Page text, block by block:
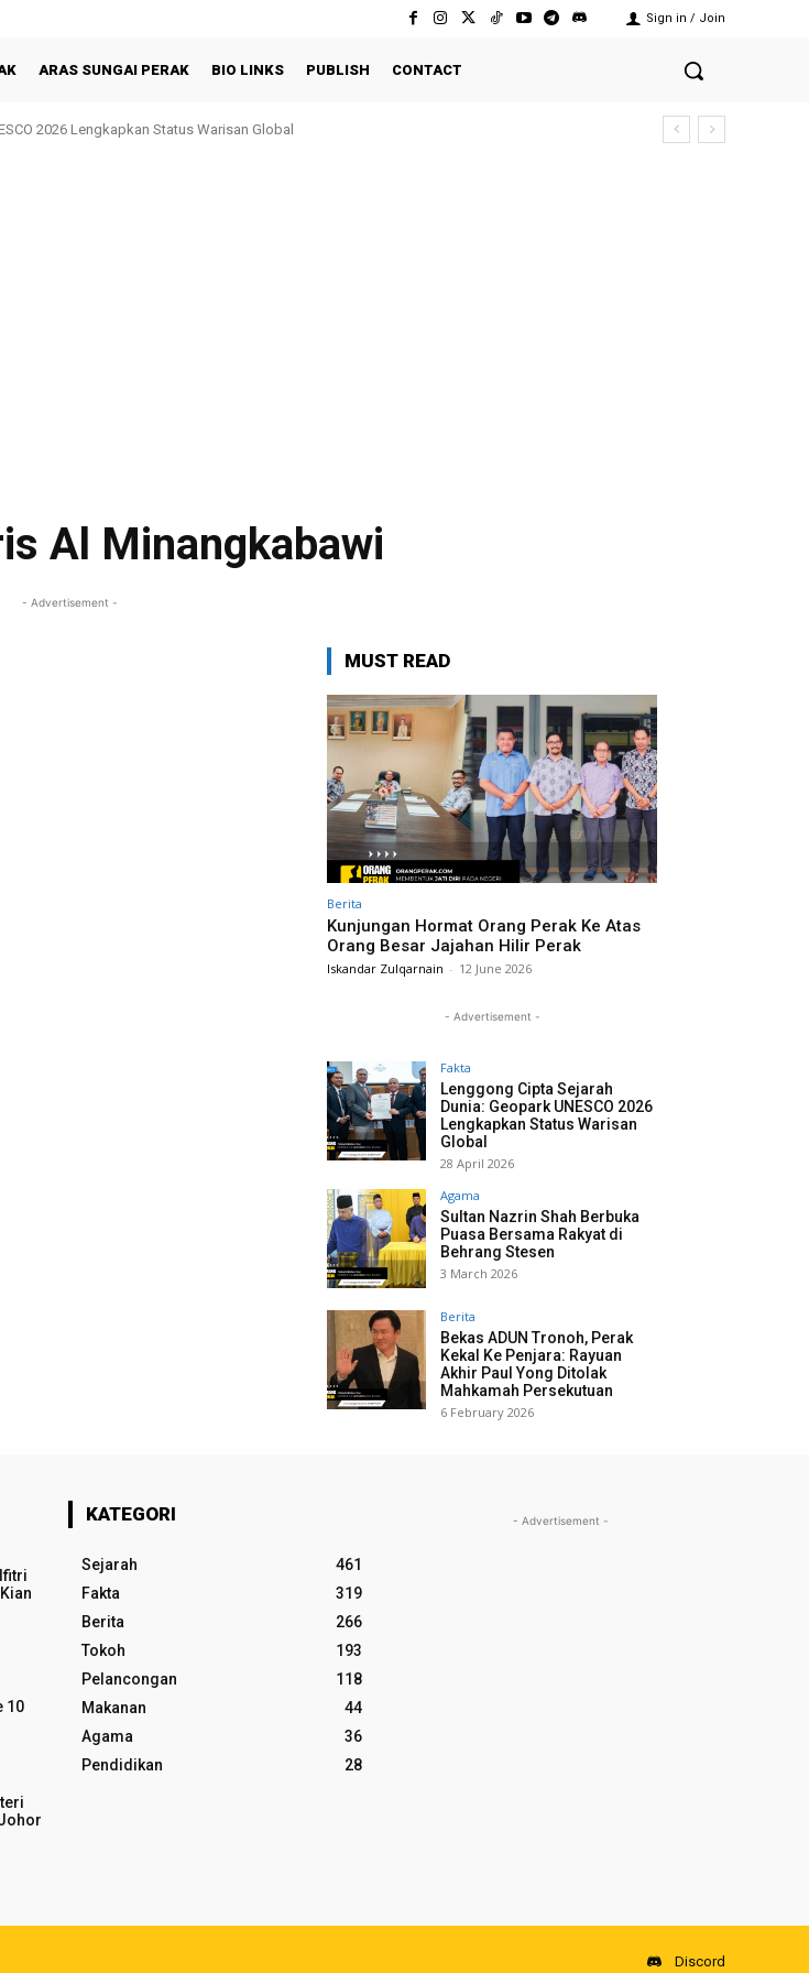
Sign in / Join
ARAS SUNGAI PERAK BIO LINKS PUBLISH CONTACT
2026 Lengkapkan Status Warisan Global
Al Minangkabawi
- Advertisement -
MUST READ
Berita
Kunjungan Hormat Orang Perak Ke Atas
Orang Besar Jajahan Hilir Perak
Iskandar Zulqarnain - 12 June 2026
- Advertisement -
Fakta
Lenggong Cipta Sejarah
Dunia: Geopark UNESCO 2026
Lengkapkan Status Warisan
Global
28 April 2026
Agama
Sultan Nazrin Shah Berbuka
Puasa Bersama Rakyat di
Behrang Stesen
3 March 2026
Berita
Bekas ADUN Tronoh, Perak
Kekal Ke Penjara: Rayuan
Akhir Paul Yong Ditolak
Mahkamah Persekutuan
6 February 2026
10
KATEGORI
Sejarah
461
Fakta
319
Berita
266
Tokoh
193
Pelancongan
118
Makanan
44
Agama
36
Pendidikan
28
- Advertisement -
Discord